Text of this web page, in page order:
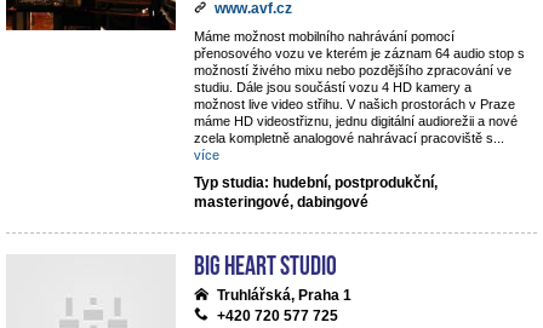
www.avf.cz
Máme možnost mobilního nahrávání pomocí
přenosového vozu ve kterém je záznam 64 audio stop s
možností živého mixu nebo pozdějšího zpracování ve
studiu. Dále jsou součástí vozu 4 HD kamery a
možnost live video střihu. V našich prostorách v Praze
máme HD videostřiznu, jednu digitální audiorežii a nové
zcela kompletně analogové nahrávací pracoviště s
více
Typ studia: hudební, postprodukční,
masteringové, dabingové
Big Heart Studio
Truhlářská, Praha 1
+420 720 577 725